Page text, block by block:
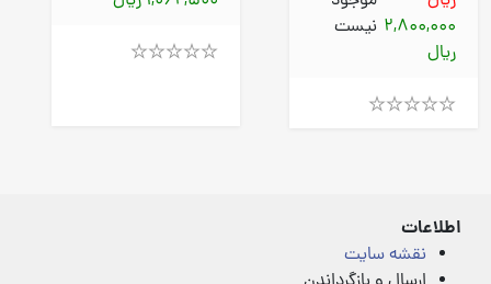
2,800,000
ریال
نیست
اطلاعات
نقشه سایت